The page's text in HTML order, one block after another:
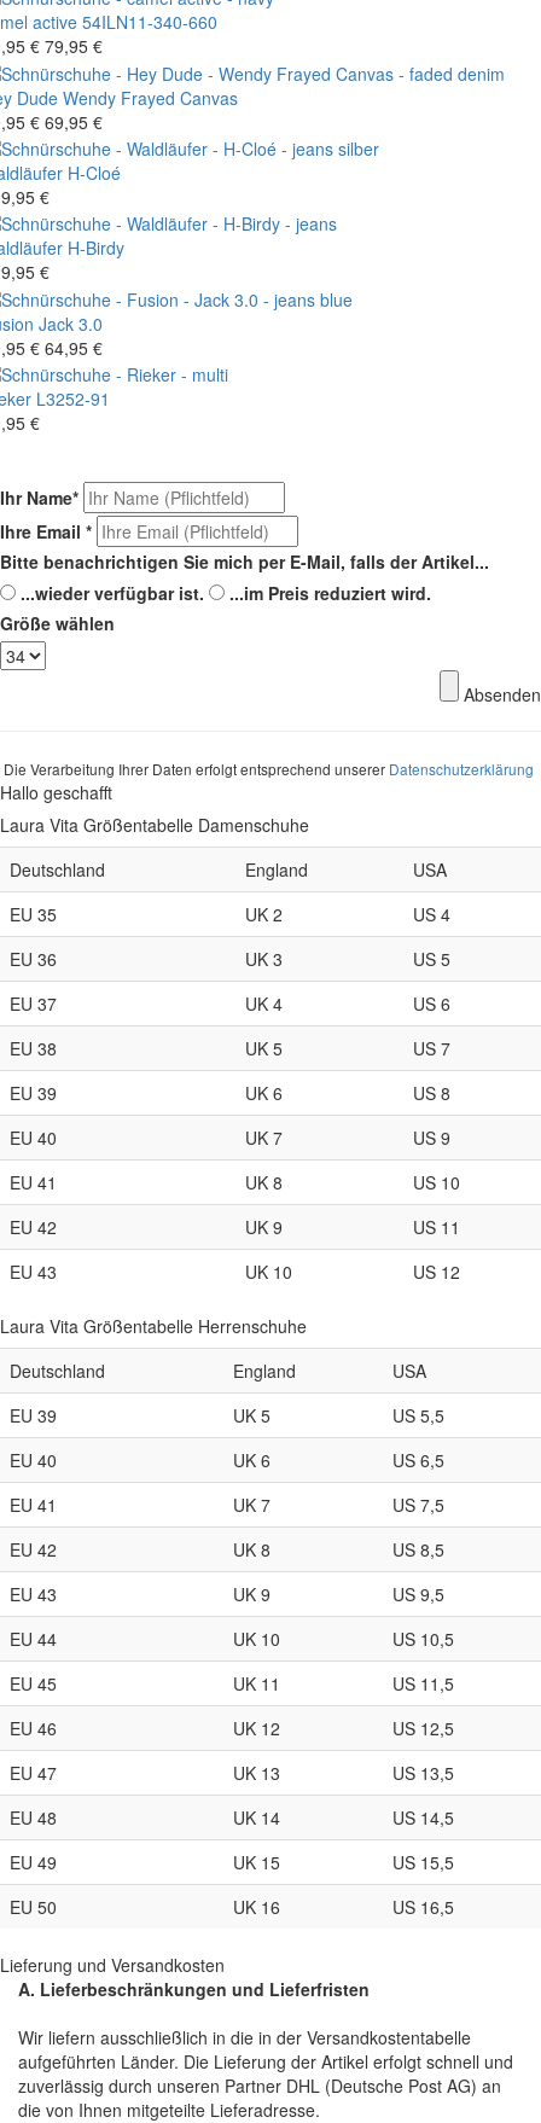
active 54ILN11-340-660
€ 79,95 €
Dude Wendy Frayed Canvas
€ 69,95 €
H-Cloé
€
H-Birdy
€
Jack 3.0
€ 64,95 €
L3252-91
€
Ihr Name*
Ihre Email *
Bitte benachrichtigen Sie mich per E-Mail, falls der Artikel...
...wieder verfügbar ist.
...im Preis reduziert wird.
Größe wählen
Absenden
Die Verarbeitung Ihrer Daten erfolgt entsprechend unserer Datenschutzerklärung
Hallo geschafft
Laura Vita Größentabelle Damenschuhe
Deutschland
England
USA
EU 35
UK 2
US 4
EU 36
UK 3
US 5
EU 37
UK 4
US 6
EU 38
UK 5
US 7
EU 39
UK 6
US 8
EU 40
UK 7
US 9
EU 41
UK 8
US 10
EU 42
UK 9
US 11
EU 43
UK 10 US 12
Laura Vita Größentabelle Herrenschuhe
Deutschland
England
USA
EU 39
UK 5
US 5,5
EU 40
UK 6
US 6,5
EU 41
UK 7
US 7,5
EU 42
UK 8
US 8,5
EU 43
UK 9
US 9,5
EU 44
UK 10
US 10,5
EU 45
UK 11
US 11,5
EU 46
UK 12
US 12,5
EU 47
UK 13
US 13,5
EU 48
UK 14
US 14,5
EU 49
UK 15
US 15,5
EU 50
UK 16 US 16,5
Lieferung und Versandkosten
A. Lieferbeschränkungen und Lieferfristen
Wir liefern ausschließlich in die in der Versandkostentabelle
aufgeführten Länder. Die Lieferung der Artikel erfolgt schnell und
zuverlässig durch unseren Partner DHL (Deutsche Post AG) an
die von Ihnen mitgeteilte Lieferadresse.